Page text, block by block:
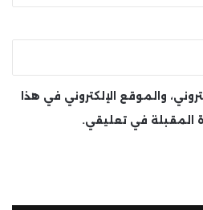
والموقع الإلكتروني في هذا
المقبلة في تعليقي.